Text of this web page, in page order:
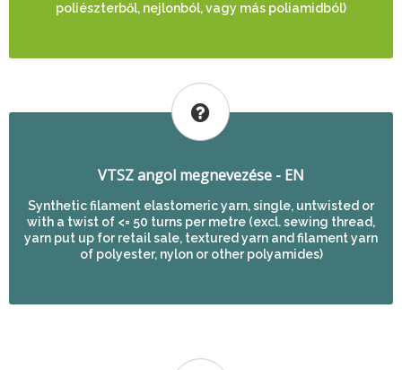
poliészterből, nejlonból, vagy más poliamidból)
VTSZ angol megnevezése - EN
Synthetic filament elastomeric yarn, single, untwisted or
with a twist of <= 50 turns per metre (excl. sewing thread,
yarn put up for retail sale, textured yarn and filament yarn
of polyester, nylon or other polyamides)